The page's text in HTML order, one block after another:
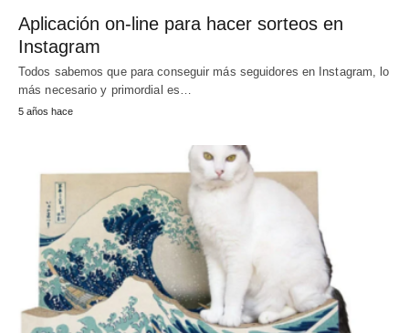
Aplicación on-line para hacer sorteos en
Instagram
Todos sabemos que para conseguir más seguidores en Instagram, lo
más necesario y primordial es…
5 años hace